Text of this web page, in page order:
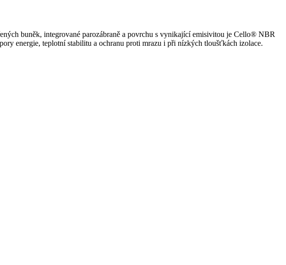
buněk, integrované parozábraně a povrchu s vynikající emisivitou je Cello® NBR
energie, teplotní stabilitu a ochranu proti mrazu i při nízkých tloušťkách izolace.